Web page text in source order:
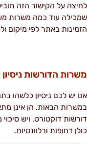
על הקישור הזה
עוד כמה משרות
באתר לפי מיקום
הדורשות ניסיון
יש לכם ניסיון כלשהו
הבאות. הן אינן
דוקטורט, ויש
דחופות ורלוונטיות.